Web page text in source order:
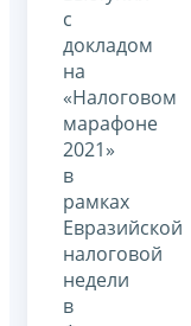
с
докладом
на
«Налоговом
марафоне
2021»
в
рамках
Евразийской
налоговой
недели
в